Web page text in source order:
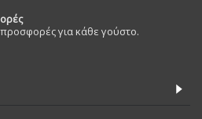
για κάθε γούστο.